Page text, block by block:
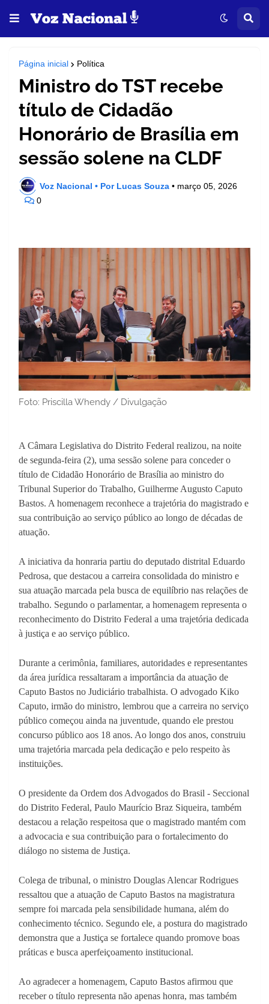
Página inicial Política
Ministro do TST recebe
título de Cidadão
Honorário de Brasília em
sessão solene na CLDF
Voz Nacional • Por Lucas Souza • março 05, 2026
0
Foto: Priscilla Whendy / Divulgação
A Câmara Legislativa do Distrito Federal realizou, na noite
de segunda-feira (2), uma sessão solene para conceder o
título de Cidadão Honorário de Brasília ao ministro do
Tribunal Superior do Trabalho, Guilherme Augusto Caputo
Bastos. A homenagem reconhece a trajetória do magistrado e
sua contribuição ao serviço público ao longo de décadas de
atuação.
A iniciativa da honraria partiu do deputado distrital Eduardo
Pedrosa, que destacou a carreira consolidada do ministro e
sua atuação marcada pela busca de equilíbrio nas relações de
trabalho. Segundo o parlamentar, a homenagem representa o
reconhecimento do Distrito Federal a uma trajetória dedicada
à justiça e ao serviço público.
Durante a cerimônia, familiares, autoridades e representantes
da área jurídica ressaltaram a importância da atuação de
Caputo Bastos no Judiciário trabalhista. O advogado Kiko
Caputo, irmão do ministro, lembrou que a carreira no serviço
público começou ainda na juventude, quando ele prestou
concurso público aos 18 anos. Ao longo dos anos, construiu
uma trajetória marcada pela dedicação e pelo respeito às
instituições.
O presidente da Ordem dos Advogados do Brasil - Seccional
do Distrito Federal, Paulo Maurício Braz Siqueira, também
destacou a relação respeitosa que o magistrado mantém com
a advocacia e sua contribuição para o fortalecimento do
diálogo no sistema de Justiça.
Colega de tribunal, o ministro Douglas Alencar Rodrigues
ressaltou que a atuação de Caputo Bastos na magistratura
sempre foi marcada pela sensibilidade humana, além do
conhecimento técnico. Segundo ele, a postura do magistrado
demonstra que a Justiça se fortalece quando promove boas
práticas e busca aperfeiçoamento institucional.
Ao agradecer a homenagem, Caputo Bastos afirmou que
receber o título representa não apenas honra, mas também